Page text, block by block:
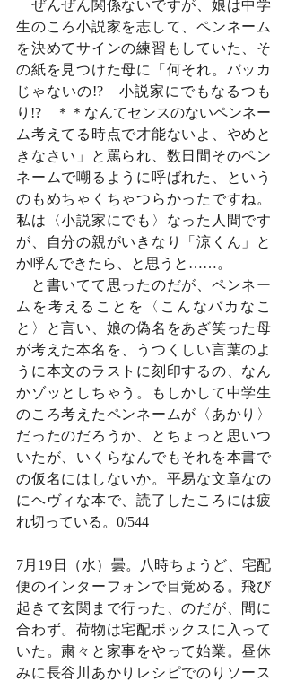
ぜんぜん関係ないですが、娘は中学
生のころ小説家を志して、ペンネーム
を決めてサインの練習もしていた、そ
の紙を見つけた母に「何それ。バッカ
じゃないの!?　小説家にでもなるつも
り!?　＊＊なんてセンスのないペンネー
ム考えてる時点で才能ないよ、やめと
きなさい」と罵られ、数日間そのペン
ネームで嘲るように呼ばれた、という
のもめちゃくちゃつらかったですね。
私は〈小説家にでも〉なった人間です
が、自分の親がいきなり「涼くん」と
か呼んできたら、と思うと……。
と書いてて思ったのだが、ペンネー
ムを考えることを〈こんなバカなこ
と〉と言い、娘の偽名をあざ笑った母
が考えた本名を、うつくしい言葉のよ
うに本文のラストに刻印するの、なん
かゾッとしちゃう。もしかして中学生
のころ考えたペンネームが〈あかり〉
だったのだろうか、とちょっと思いつ
いたが、いくらなんでもそれを本書で
の仮名にはしないか。平易な文章なの
にヘヴィな本で、読了したころには疲
れ切っている。0/544
7月19日（水）曇。八時ちょうど、宅配
便のインターフォンで目覚める。飛び
起きて玄関まで行った、のだが、間に
合わず。荷物は宅配ボックスに入って
いた。粛々と家事をやって始業。昼休
みに長谷川あかりレシピでのりソース